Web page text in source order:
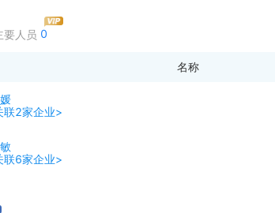
要人员 0
名称
联2家企业>
联6家企业>